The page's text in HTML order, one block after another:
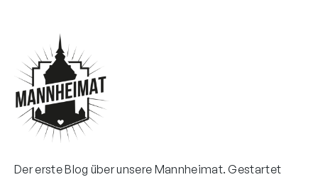
Der erste Blog über unsere Mannheimat. Gestartet